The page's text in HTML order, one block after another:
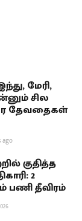
மேரி,
சில
தேவதைகள்
ago
குதித்த
2
பணி தீவிரம்